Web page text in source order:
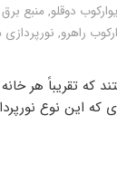
دوقلو, منبع
راهرو, نورپردازی
تقریباً هر خانه
که این نوع